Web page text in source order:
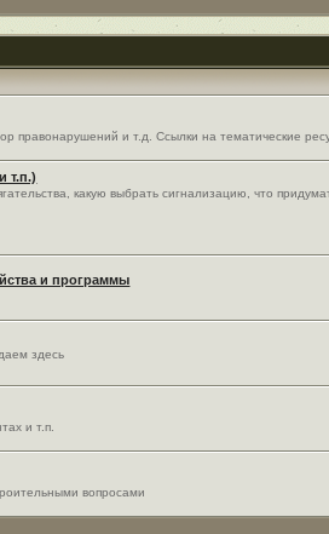
правонарушений и т.д. Ссылки на тематические
т.п.)
какую выбрать сигнализацию, что
и программы
здесь
и т.п.
вопросами